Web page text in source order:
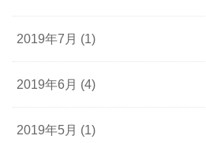
2019年7月 (1)
2019年6月 (4)
2019年5月 (1)